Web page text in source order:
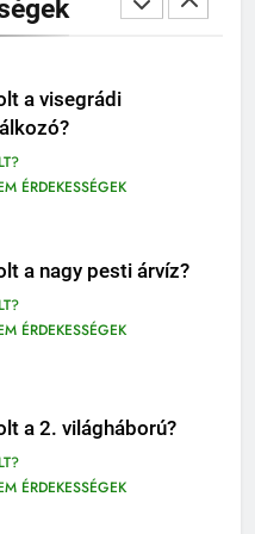
ÉRDEKESSÉGEK
a nagy pesti árvíz?
ÉRDEKESSÉGEK
a 2. világháború?
ÉRDEKESSÉGEK
felesége?
ÉRDEKESSÉGEK
(elemzés)
VERSELEMZÉS
VERSELEMZÉS